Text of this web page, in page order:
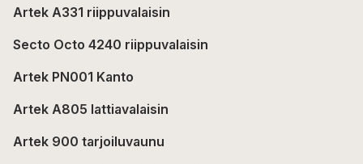
Artek A331 riippuvalaisin
Secto Octo 4240 riippuvalaisin
Artek PN001 Kanto
Artek A805 lattiavalaisin
Artek 900 tarjoiluvaunu